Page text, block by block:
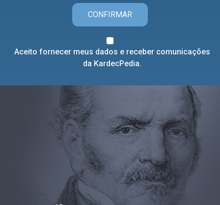
CONFIRMAR
Aceito fornecer meus dados e receber comunicações
da KardecPedia.